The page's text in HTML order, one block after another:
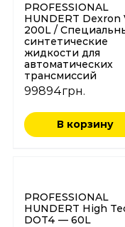
PROFESSIONAL
HUNDERT Dexron
200L /
синтетические
жидкости для
автоматических
трансмиссий
99894грн.
В корзину
PROFESSIONAL
HUNDERT High
DOT4 — 60L